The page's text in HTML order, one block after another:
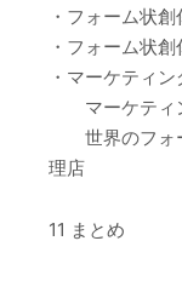
・フォーム状
・フォーム状
・マーケティ
マーケティ
世界のフォ
理店
11 まとめ